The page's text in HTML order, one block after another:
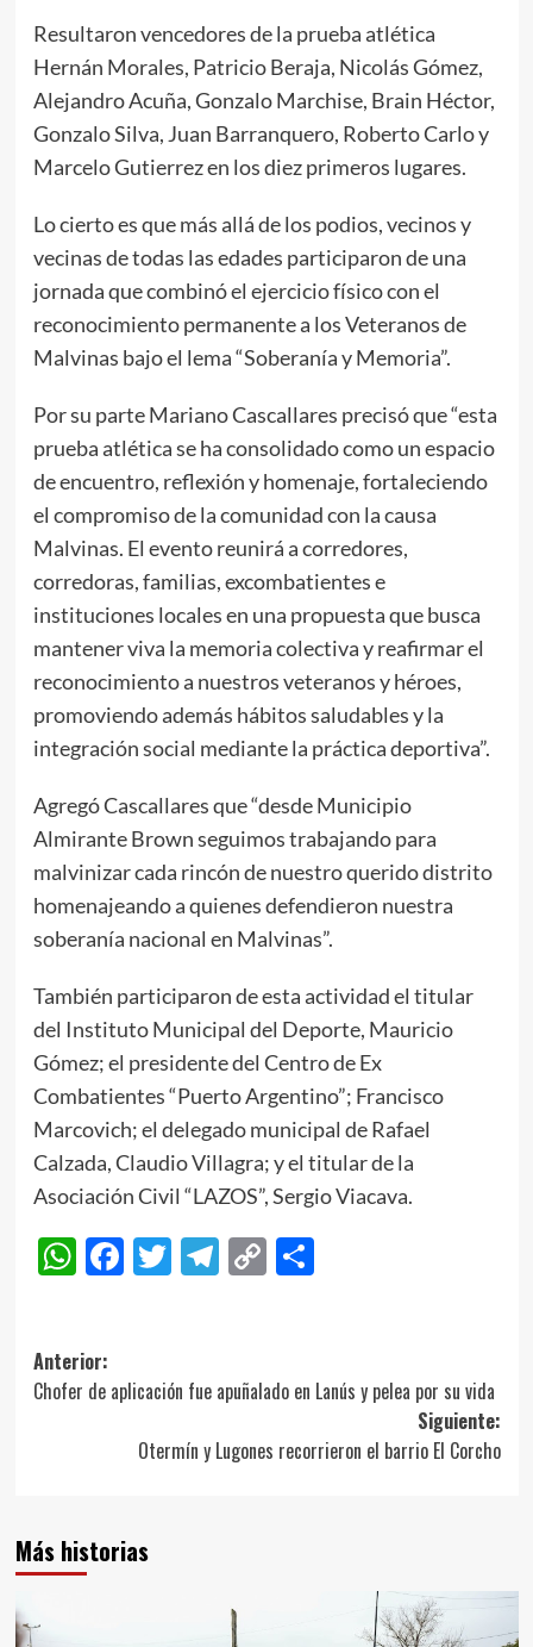
Resultaron vencedores de la prueba atlética
Hernán Morales, Patricio Beraja, Nicolás Gómez,
Alejandro Acuña, Gonzalo Marchise, Brain Héctor,
Gonzalo Silva, Juan Barranquero, Roberto Carlo y
Marcelo Gutierrez en los diez primeros lugares.
Lo cierto es que más allá de los podios, vecinos y
vecinas de todas las edades participaron de una
jornada que combinó el ejercicio físico con el
reconocimiento permanente a los Veteranos de
Malvinas bajo el lema “Soberanía y Memoria”.
Por su parte Mariano Cascallares precisó que “esta
prueba atlética se ha consolidado como un espacio
de encuentro, reflexión y homenaje, fortaleciendo
el compromiso de la comunidad con la causa
Malvinas. El evento reunirá a corredores,
corredoras, familias, excombatientes e
instituciones locales en una propuesta que busca
mantener viva la memoria colectiva y reafirmar el
reconocimiento a nuestros veteranos y héroes,
promoviendo además hábitos saludables y la
integración social mediante la práctica deportiva”.
Agregó Cascallares que “desde Municipio
Almirante Brown seguimos trabajando para
malvinizar cada rincón de nuestro querido distrito
homenajeando a quienes defendieron nuestra
soberanía nacional en Malvinas”.
También participaron de esta actividad el titular
del Instituto Municipal del Deporte, Mauricio
Gómez; el presidente del Centro de Ex
Combatientes “Puerto Argentino”; Francisco
Marcovich; el delegado municipal de Rafael
Calzada, Claudio Villagra; y el titular de la
Asociación Civil “LAZOS”, Sergio Viacava.
WhatsApp
Facebook
Twitter
Telegram
CopyCompartir
Navegación
de
entradas
Anterior:
Chofer de aplicación fue apuñalado en Lanús y pelea por su vida
Siguiente:
Otermín y Lugones recorrieron el barrio El Corcho
Más historias